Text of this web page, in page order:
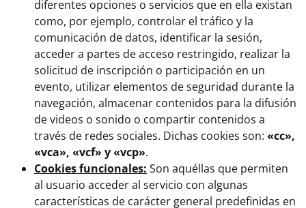
diferentes opciones o servicios que en ella existan
como, por ejemplo, controlar el tráfico y la
comunicación de datos, identificar la sesión,
acceder a partes de acceso restringido, realizar la
solicitud de inscripción o participación en un
evento, utilizar elementos de seguridad durante la
navegación, almacenar contenidos para la difusión
de videos o sonido o compartir contenidos a
través de redes sociales. Dichas cookies son: «cc»,
«vca», «vcf» y «vcp».
Cookies funcionales: Son aquéllas que permiten
al usuario acceder al servicio con algunas
características de carácter general predefinidas en